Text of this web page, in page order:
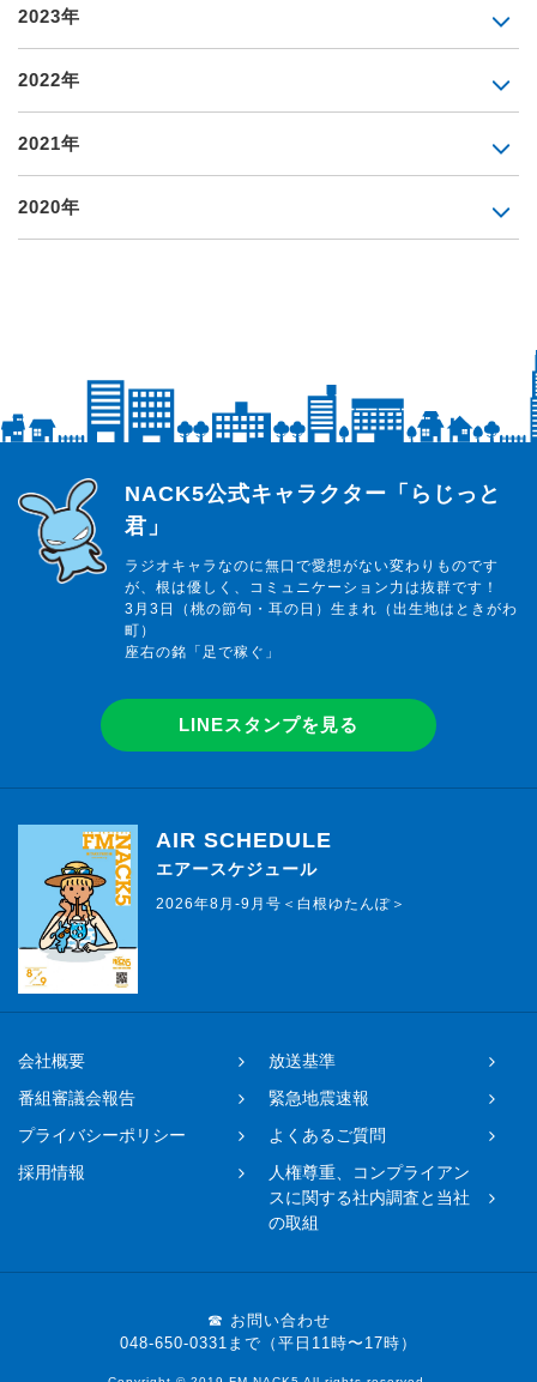
2023年
2022年
2021年
2020年
らじっと君
NACK5公式キャラクター「らじっと
君」
ラジオキャラなのに無口で愛想がない変わりものです
が、根は優しく、コミュニケーション力は抜群です！
3月3日（桃の節句・耳の日）生まれ（出生地はときがわ
町）
座右の銘「足で稼ぐ」
LINEスタンプを見る
AIR SCHEDULE
エアースケジュール
2026年8月-9月号＜白根ゆたんぽ＞
会社概要
放送基準
番組審議会報告
緊急地震速報
プライバシーポリシー
よくあるご質問
採用情報
人権尊重、コンプライアン
スに関する社内調査と当社
の取組
☎ お問い合わせ
048-650-0331まで（平日11時〜17時）